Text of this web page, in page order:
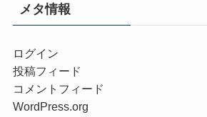
メタ情報
ログイン
投稿フィード
コメントフィード
WordPress.org